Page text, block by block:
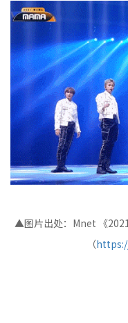
▲图片出处：Mnet 《
（